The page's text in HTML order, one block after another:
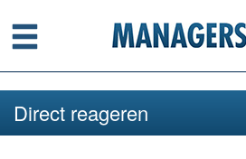
Menu
Direct reageren